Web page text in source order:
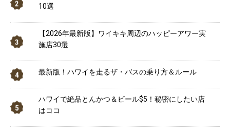
10選
【2026年最新版】ワイキキ周辺のハッピーアワー実
施店30選
最新版！ハワイを走るザ・バスの乗り方＆ルール
ハワイで絶品とんかつ＆ビール$5！秘密にしたい店
はココ